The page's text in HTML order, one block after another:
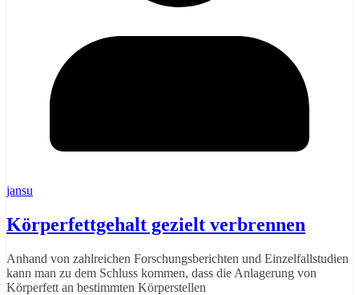
jansu
Körperfettgehalt gezielt verbrennen
Anhand von zahlreichen Forschungsberichten und Einzelfallstudien
kann man zu dem Schluss kommen, dass die Anlagerung von
Körperfett an bestimmten Körperstellen